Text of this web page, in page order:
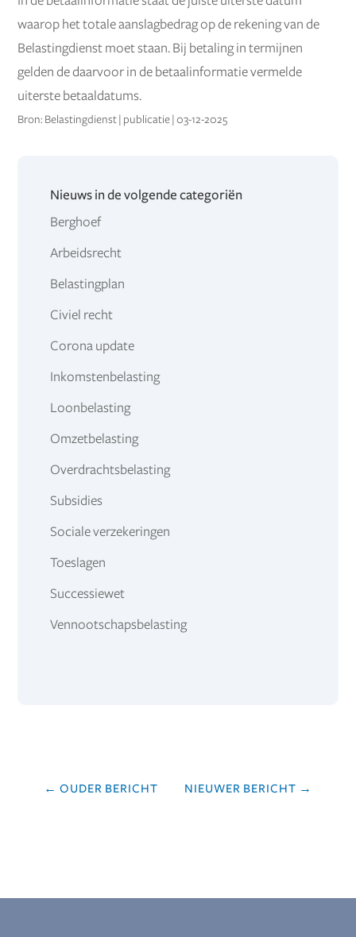
waarop het totale aanslagbedrag op de rekening van de
Belastingdienst moet staan. Bij betaling in termijnen
gelden de daarvoor in de betaalinformatie vermelde
uiterste betaaldatums.
Bron: Belastingdienst | publicatie | 03-12-2025
Nieuws in de volgende categoriën
Berghoef
Arbeidsrecht
Belastingplan
Civiel recht
Corona update
Inkomstenbelasting
Loonbelasting
Omzetbelasting
Overdrachtsbelasting
Subsidies
Sociale verzekeringen
Toeslagen
Successiewet
Vennootschapsbelasting
← OUDER BERICHT NIEUWER BERICHT →